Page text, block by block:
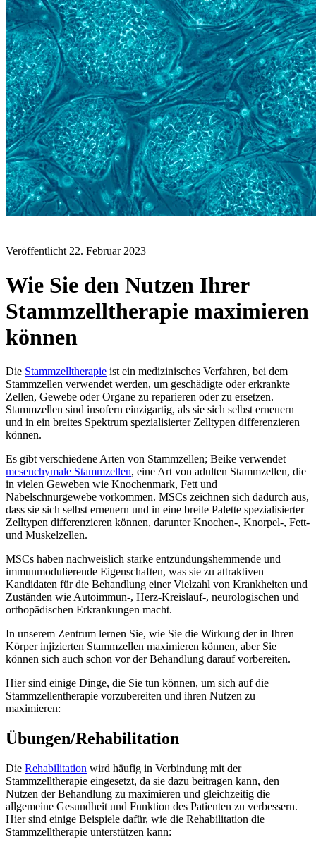
Veröffentlicht 22. Februar 2023
Wie Sie den Nutzen Ihrer
Stammzelltherapie maximieren
können
Die Stammzelltherapie ist ein medizinisches Verfahren, bei dem
Stammzellen verwendet werden, um geschädigte oder erkrankte
Zellen, Gewebe oder Organe zu reparieren oder zu ersetzen.
Stammzellen sind insofern einzigartig, als sie sich selbst erneuern
und in ein breites Spektrum spezialisierter Zelltypen differenzieren
können.
Es gibt verschiedene Arten von Stammzellen; Beike verwendet
mesenchymale Stammzellen, eine Art von adulten Stammzellen, die
in vielen Geweben wie Knochenmark, Fett und
Nabelschnurgewebe vorkommen. MSCs zeichnen sich dadurch aus,
dass sie sich selbst erneuern und in eine breite Palette spezialisierter
Zelltypen differenzieren können, darunter Knochen-, Knorpel-, Fett-
und Muskelzellen.
MSCs haben nachweislich starke entzündungshemmende und
immunmodulierende Eigenschaften, was sie zu attraktiven
Kandidaten für die Behandlung einer Vielzahl von Krankheiten und
Zuständen wie Autoimmun-, Herz-Kreislauf-, neurologischen und
orthopädischen Erkrankungen macht.
In unserem Zentrum lernen Sie, wie Sie die Wirkung der in Ihren
Körper injizierten Stammzellen maximieren können, aber Sie
können sich auch schon vor der Behandlung darauf vorbereiten.
Hier sind einige Dinge, die Sie tun können, um sich auf die
Stammzellentherapie vorzubereiten und ihren Nutzen zu
maximieren:
Übungen/Rehabilitation
Die Rehabilitation wird häufig in Verbindung mit der
Stammzelltherapie eingesetzt, da sie dazu beitragen kann, den
Nutzen der Behandlung zu maximieren und gleichzeitig die
allgemeine Gesundheit und Funktion des Patienten zu verbessern.
Hier sind einige Beispiele dafür, wie die Rehabilitation die
Stammzelltherapie unterstützen kann: